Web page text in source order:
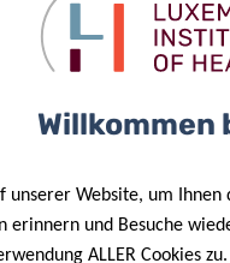
Willkommen
unserer Website, um
erinnern und Besuche
ALLER Cookies